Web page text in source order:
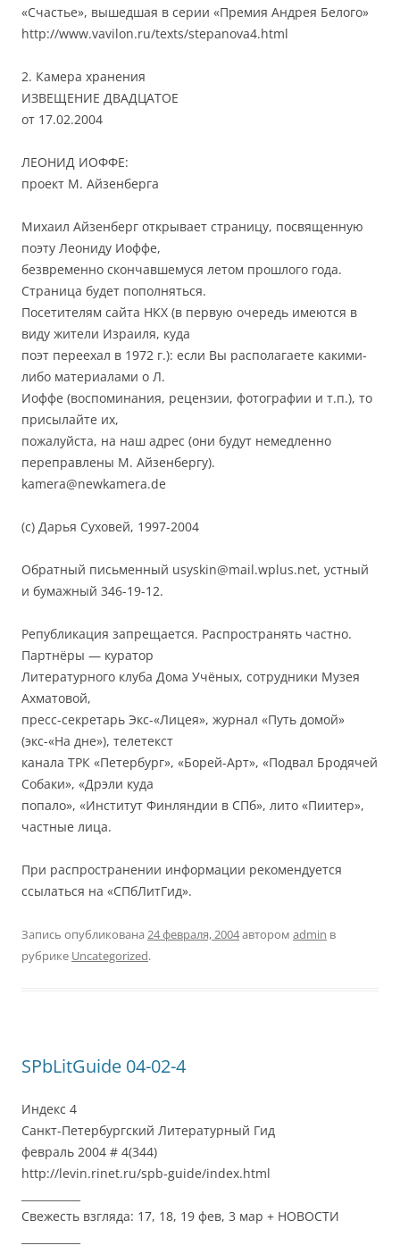
«Счастье», вышедшая в серии «Премия Андрея Белого»
http://www.vavilon.ru/texts/stepanova4.html
2. Камера хранения
ИЗВЕЩЕНИЕ ДВАДЦАТОЕ
от 17.02.2004
ЛЕОНИД ИОФФЕ:
проект М. Айзенберга
Михаил Айзенберг открывает страницу, посвященную
поэту Леониду Иоффе,
безвременно скончавшемуся летом прошлого года.
Страница будет пополняться.
Посетителям сайта НКХ (в первую очередь имеются в
виду жители Израиля, куда
поэт переехал в 1972 г.): если Вы располагаете какими-
либо материалами о Л.
Иоффе (воспоминания, рецензии, фотографии и т.п.), то
присылайте их,
пожалуйста, на наш адрес (они будут немедленно
переправлены М. Айзенбергу).
kamera@newkamera.de
(с) Дарья Суховей, 1997-2004
Обратный письменный usyskin@mail.wplus.net, устный
и бумажный 346-19-12.
Републикация запрещается. Распространять частно.
Партнёры — куратор
Литературного клуба Дома Учёных, сотрудники Музея
Ахматовой,
пресс-секретарь Экс-«Лицея», журнал «Путь домой»
(экс-«На дне»), телетекст
канала ТРК «Петербург», «Борей-Арт», «Подвал Бродячей
Собаки», «Дрэли куда
попало», «Институт Финляндии в СПб», лито «Пиитер»,
частные лица.
При распространении информации рекомендуется
ссылаться на «СПбЛитГид».
Запись опубликована 24 февраля, 2004автором admin в
рубрике Uncategorized.
SPbLitGuide 04-02-4
Индекс 4
Санкт-Петербургский Литературный Гид
февраль 2004 # 4(344)
http://levin.rinet.ru/spb-guide/index.html
Свежесть взгляда: 17, 18, 19 фев, 3 мар + НОВОСТИ